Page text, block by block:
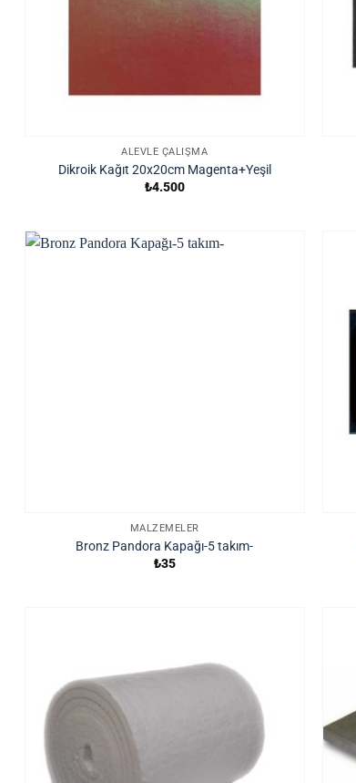
ALEVLE ÇALIŞMA
Dikroik Kağıt 20x20cm Magenta+Yeşil
₺4.500
MALZEMELER
Bronz Pandora Kapağı-5 takım-
₺35